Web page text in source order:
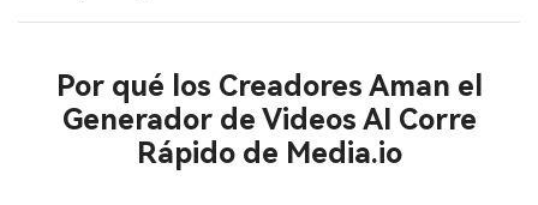
Por qué los Creadores Aman el
Generador de Videos AI Corre
Rápido de Media.io